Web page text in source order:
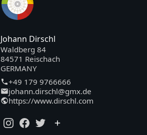
Johann Dirschl
Waldberg 84
84571 Reischach
GERMANY
+49 179 9766666
johann.dirschl@gmx.de
https://www.dirschl.com